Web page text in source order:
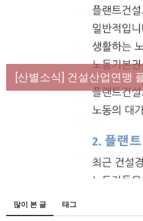
[성명] 막을 수 있었던 죽
[산별소식] 건설산업연맹
[강릉,속초,원주,춘천] 폭
[조합원☆인터뷰] 서비스
[본부소식] 강원지역 노동
많이 본 글 태그